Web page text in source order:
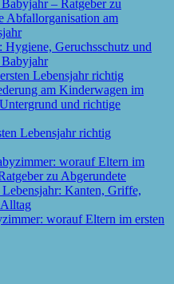
Geruchsschutz und
Babyjahr
Lebensjahr richtig
worauf Eltern im ersten